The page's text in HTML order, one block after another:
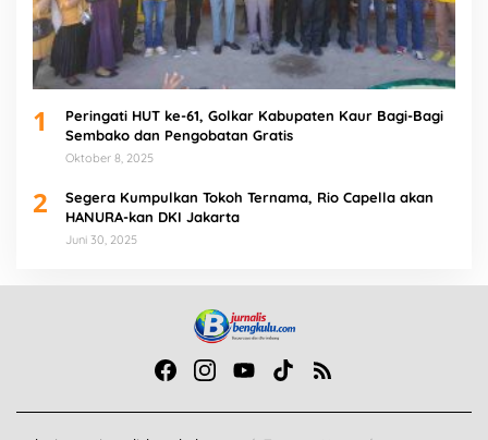
1
Peringati HUT ke-61, Golkar Kabupaten Kaur Bagi-Bagi
Sembako dan Pengobatan Gratis
Oktober 8, 2025
2
Segera Kumpulkan Tokoh Ternama, Rio Capella akan
HANURA-kan DKI Jakarta
Juni 30, 2025